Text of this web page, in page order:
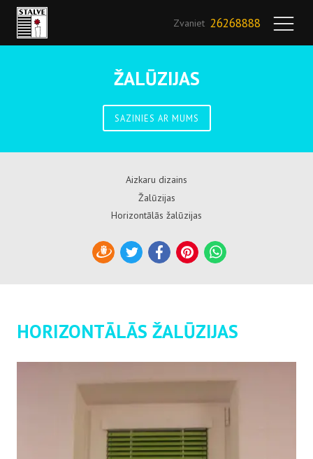
Zvaniet 26268888
ŽALŪZIJAS
SAZINIES AR MUMS
Aizkaru dizains
Žalūzijas
Horizontālās žalūzijas
DraugiemTwitterFacebookPinterestWhatsApp
HORIZONTĀLĀS ŽALŪZIJAS